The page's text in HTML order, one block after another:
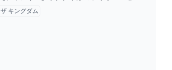
ザ キングダム